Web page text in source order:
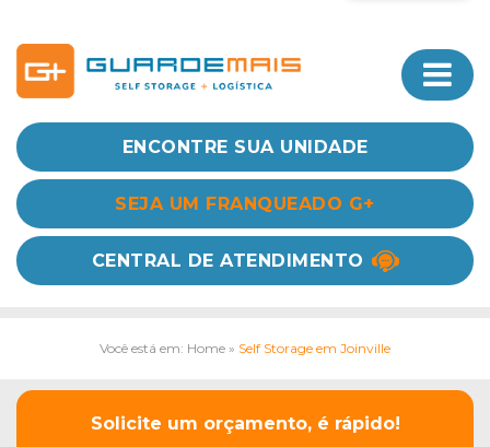
ENCONTRE SUA UNIDADE
SEJA UM FRANQUEADO G+
CENTRAL DE ATENDIMENTO
Você está em: Home » Self Storage em Joinville
Solicite um orçamento, é rápido!